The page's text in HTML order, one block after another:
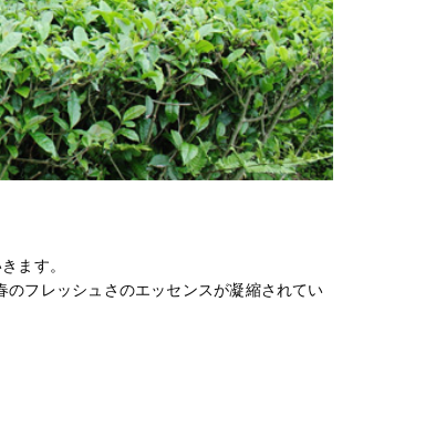
ます。
フレッシュさのエッセンスが凝縮されてい